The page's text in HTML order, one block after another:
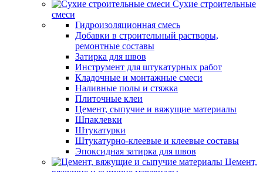
Сухие строительные
смеси
Гидроизоляционная смесь
Добавки в строительный растворы,
ремонтные составы
Затирка для швов
Инструмент для штукатурных работ
Кладочные и монтажные смеси
Наливные полы и стяжка
Плиточные клеи
Цемент, сыпучие и вяжущие материалы
Шпаклевки
Штукатурки
Штукатурно-клеевые и клеевые составы
Эпоксидная затирка для швов
Цемент,